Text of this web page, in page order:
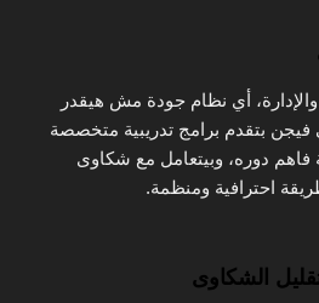
أي نظام جودة مش هيقدر
بتقدم برامج تدريبية متخصصة
دوره، وبيتعامل مع شكاوى
احترافية ومنظمة.
الشكاوى